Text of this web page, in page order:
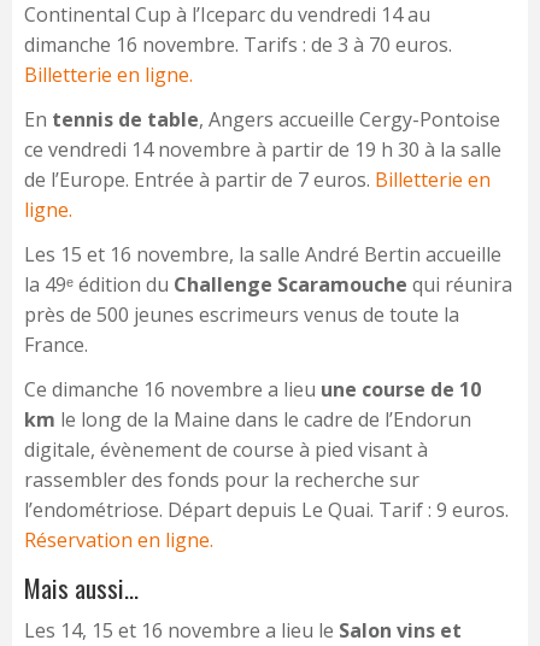
Continental Cup à l’Iceparc du vendredi 14 au
dimanche 16 novembre. Tarifs : de 3 à 70 euros.
Billetterie en ligne.
En tennis de table, Angers accueille Cergy-Pontoise
ce vendredi 14 novembre à partir de 19 h 30 à la salle
de l’Europe. Entrée à partir de 7 euros. Billetterie en
ligne.
Les 15 et 16 novembre, la salle André Bertin accueille
la 49ᵉ édition du Challenge Scaramouche qui réunira
près de 500 jeunes escrimeurs venus de toute la
France.
Ce dimanche 16 novembre a lieu une course de 10
km le long de la Maine dans le cadre de l’Endorun
digitale, évènement de course à pied visant à
rassembler des fonds pour la recherche sur
l’endométriose. Départ depuis Le Quai. Tarif : 9 euros.
Réservation en ligne.
Mais aussi…
Les 14, 15 et 16 novembre a lieu le Salon vins et